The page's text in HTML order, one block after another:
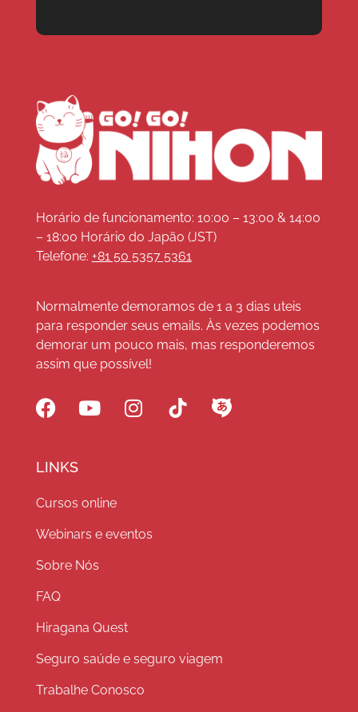
Horário de funcionamento: 10:00 – 13:00 & 14:00
– 18:00 Horário do Japão (JST)
Telefone: +81 50 5357 5361
Normalmente demoramos de 1 a 3 dias uteis
para responder seus emails. Às vezes podemos
demorar um pouco mais, mas responderemos
assim que possível!
LINKS
Cursos online
Webinars e eventos
Sobre Nós
FAQ
Hiragana Quest
Seguro saúde e seguro viagem
Trabalhe Conosco